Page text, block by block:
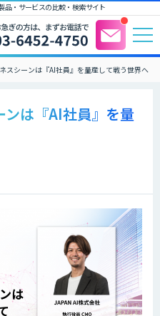
品・サービスの比較・検索サイト
スシーンは『AI社員』を量産して戦う世界へ
は『AI社員』を量